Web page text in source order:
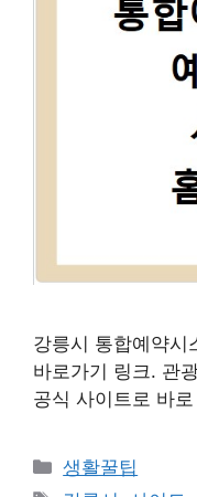
강릉시 통합예약시
바로가기 링크. 관
공식 사이트로 바
카
테
생활꿀팁